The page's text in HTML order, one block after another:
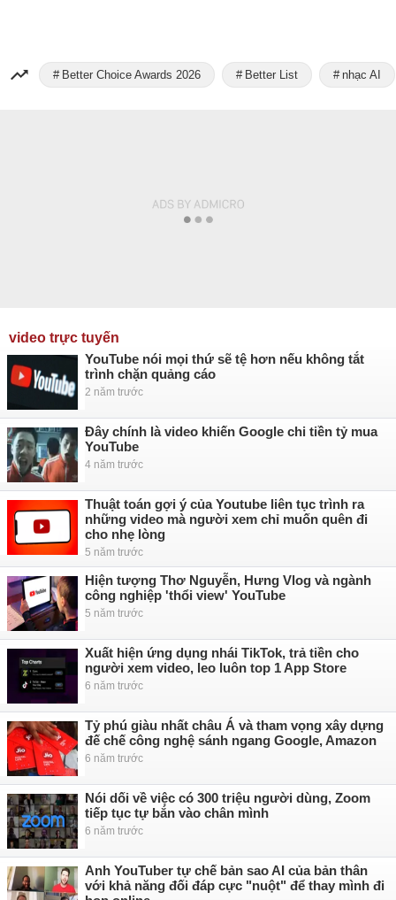
Better Choice Awards 2026 Better List nhạc AI
video trực tuyến
YouTube nói mọi thứ sẽ tệ hơn nếu không tắt
trình chặn quảng cáo
2 năm trước
Đây chính là video khiến Google chi tiền tỷ mua
YouTube
4 năm trước
Thuật toán gợi ý của Youtube liên tục trình ra
những video mà người xem chỉ muốn quên đi
cho nhẹ lòng
5 năm trước
Hiện tượng Thơ Nguyễn, Hưng Vlog và ngành
công nghiệp 'thổi view' YouTube
5 năm trước
Xuất hiện ứng dụng nhái TikTok, trả tiền cho
người xem video, leo luôn top 1 App Store
6 năm trước
Tỷ phú giàu nhất châu Á và tham vọng xây dựng
đế chế công nghệ sánh ngang Google, Amazon
6 năm trước
Nói dối về việc có 300 triệu người dùng, Zoom
tiếp tục tự bắn vào chân mình
6 năm trước
Anh YouTuber tự chế bản sao AI của bản thân
với khả năng đối đáp cực "nuột" để thay mình đi